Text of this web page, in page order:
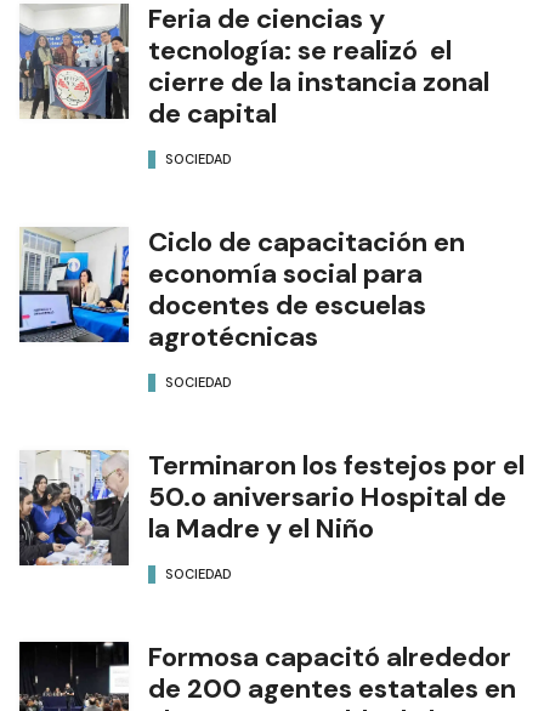
Feria de ciencias y
tecnología: se realizó el
cierre de la instancia zonal
de capital
SOCIEDAD
Ciclo de capacitación en
economía social para
docentes de escuelas
agrotécnicas
SOCIEDAD
Terminaron los festejos por el
50.o aniversario Hospital de
la Madre y el Niño
SOCIEDAD
Formosa capacitó alrededor
de 200 agentes estatales en